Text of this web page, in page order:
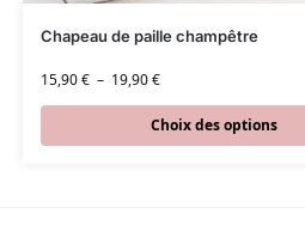
Chapeau de paille champêtre
15,90€ – 19,90€
Choix des options